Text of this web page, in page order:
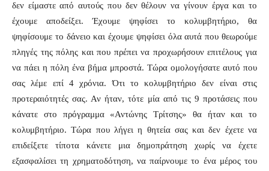
δεν είμαστε από αυτούς που δεν θέλουν να γίνουν έργα και το
έχουμε αποδείξει. Έχουμε ψηφίσει το κολυμβητήριο, θα
ψηφίσουμε το δάνειο και έχουμε ψηφίσει όλα αυτά που θεωρούμε
πληγές της πόλης και που πρέπει να προχωρήσουν επιτέλους για
να πάει η πόλη ένα βήμα μπροστά. Τώρα ομολογήσατε αυτό που
σας λέμε επί 4 χρόνια. Ότι το κολυμβητήριο δεν είναι στις
προτεραιότητές σας. Αν ήταν, τότε μία από τις 9 προτάσεις που
κάνατε στο πρόγραμμα «Αντώνης Τρίτσης» θα ήταν και το
κολυμβητήριο. Τώρα που λήγει η θητεία σας και δεν έχετε να
επιδείξετε τίποτα κάνετε μια δημοπράτηση χωρίς να έχετε
εξασφαλίσει τη χρηματοδότηση, να παίρνουμε το ένα μέρος του